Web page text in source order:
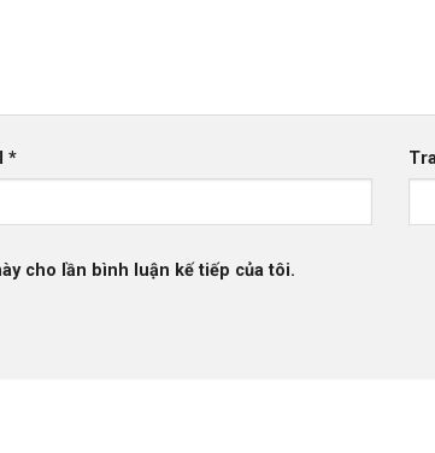
*
cho lần bình luận kế tiếp của tôi.